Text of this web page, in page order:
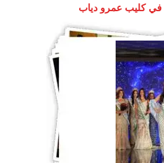
في كليب عمرو دياب